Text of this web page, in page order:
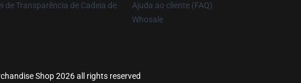
de Transparência de Cadeia de
Ajuda ao cliente (FAQ)
Whosale
Shop 2026 all rights reserved